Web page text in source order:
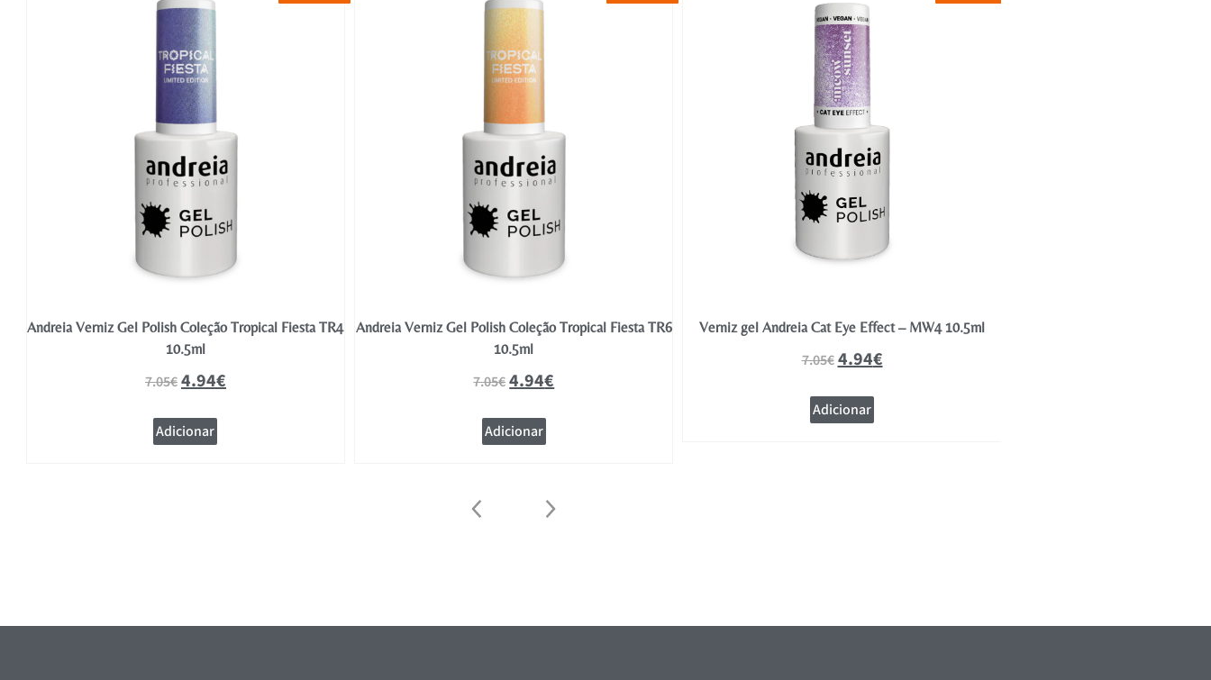
Andreia Verniz Gel Polish Coleção Tropical Fiesta TR4
10.5ml
7.05€4.94€
Adicionar
Andreia Verniz Gel Polish Coleção Tropical Fiesta TR6
10.5ml
7.05€4.94€
Adicionar
Verniz gel Andreia Cat Eye Effect – MW4 10.5ml
7.05€4.94€
Adicionar